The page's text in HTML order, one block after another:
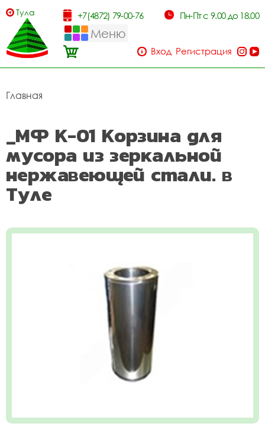
Тула +7(4872) 79-00-76 Пн-Пт с 9.00 до 18.00
Меню
Вход Регистрация
Главная
_МФ К-01 Корзина для
мусора из зеркальной
нержавеющей стали. в
Туле